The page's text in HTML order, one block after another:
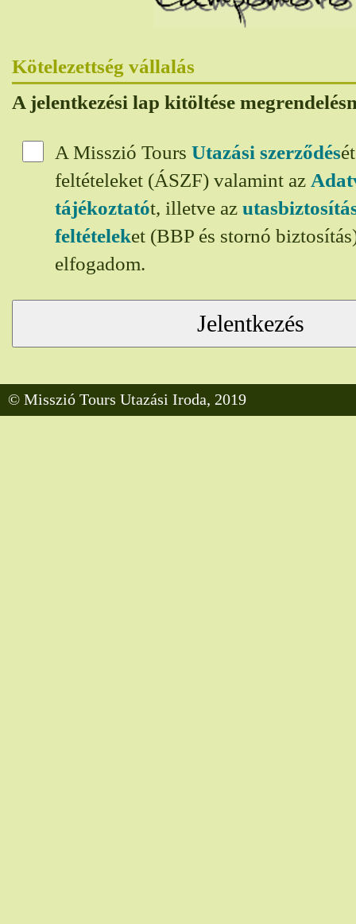
Kötelezettség vállalás
A jelentkezési lap kitöltése
A Misszió Tours Utazási szerződés
feltételeket (ÁSZF) valamint az
tájékoztatót, illetve az
feltételeket (BBP és stornó
elfogadom.
© Misszió Tours Utazási Iroda, 2019